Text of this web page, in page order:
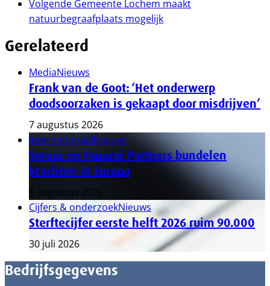
Volgende Gemeente Lochem maakt
natuurbegraafplaats mogelijk
Gerelateerd
MediaNieuws
Frank van de Goot: ‘Het onderwerp
doodsoorzaken is gekaapt door misdrijven’
7 augustus 2026
InternationaalNieuws
Sereni en Funeral Partners bundelen
krachten in Europa
6 augustus 2026
Cijfers & onderzoekNieuws
Sterftecijfer eerste helft 2026 ruim 90.000
30 juli 2026
Bedrijfsgegevens